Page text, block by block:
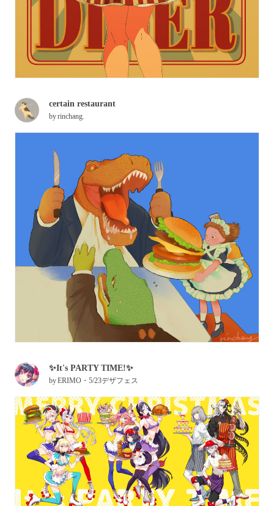
certain restaurant
byrinchang.
✨It's PARTY TIME!✨
byERIMO・5/23デザフェス